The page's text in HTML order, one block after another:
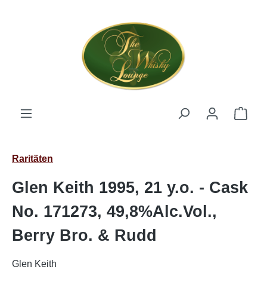
Raritäten
Glen Keith 1995, 21 y.o. - Cask
No. 171273, 49,8%Alc.Vol.,
Berry Bro. & Rudd
Glen Keith